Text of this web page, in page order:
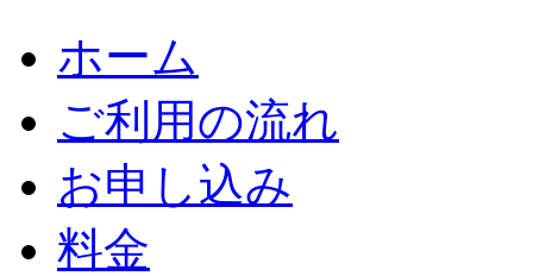
ホーム
ご利用の流れ
お申し込み
料金